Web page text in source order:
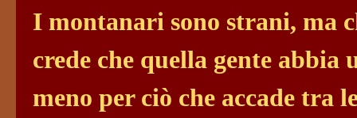
I montanari sono strani, ma
crede che quella gente
meno per ciò che accade tra